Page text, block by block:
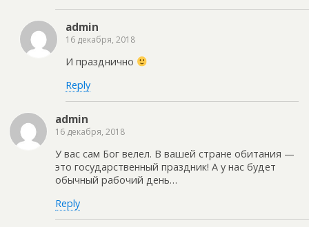
admin
16 декабря, 2018
И празднично
Reply
admin
16 декабря, 2018
У вас сам Бог велел. В вашей стране обитания —
это государственный праздник! А у нас будет
обычный рабочий день…
Reply